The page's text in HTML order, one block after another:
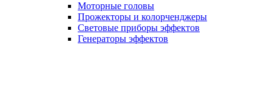
Моторные головы
Прожекторы и колорченджеры
Световые приборы эффектов
Генераторы эффектов